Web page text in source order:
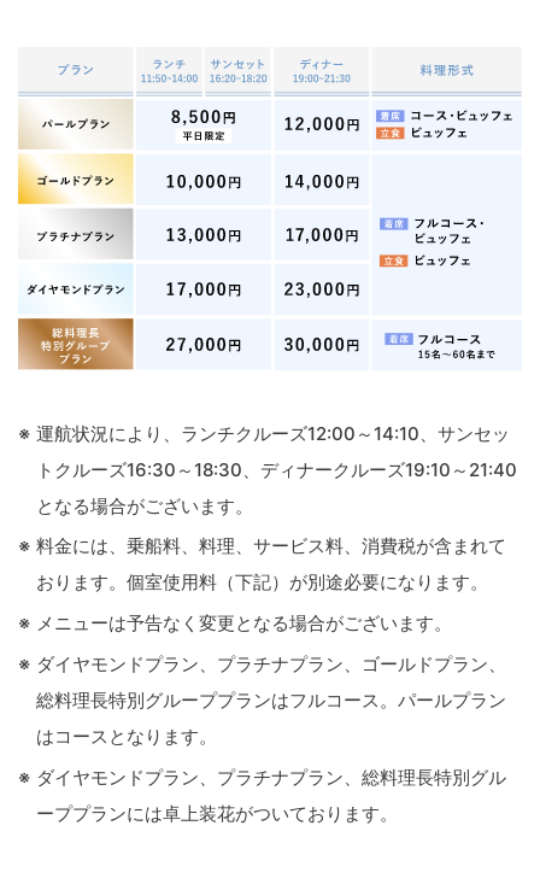
運航状況により、ランチクルーズ12:00～14:10、サンセッ
トクルーズ16:30～18:30、ディナークルーズ19:10～21:40
となる場合がございます。
料金には、乗船料、料理、サービス料、消費税が含まれて
おります。個室使用料（下記）が別途必要になります。
メニューは予告なく変更となる場合がございます。
ダイヤモンドプラン、プラチナプラン、ゴールドプラン、
総料理長特別グループプランはフルコース。パールプラン
はコースとなります。
ダイヤモンドプラン、プラチナプラン、総料理長特別グル
ーププランには卓上装花がついております。